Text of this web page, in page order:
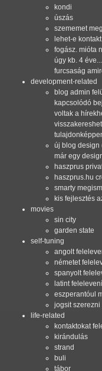
kondi
úszás
szememet
lehet-e
fogász. mióta
úgy kb. 4
furcsaság
development-related
blog admin
kapcsolódó
voltak a
új blog design
már egy
haszprus
haszprus.hu
smarty
kis fejlesztés
movies
sin city
garden state
self-tuning
angolt
németet
spanyolt
latint
eszperantóul
jogsit szerezni
life-related
kontaktokat
kirándulás
strand
buli
tábor